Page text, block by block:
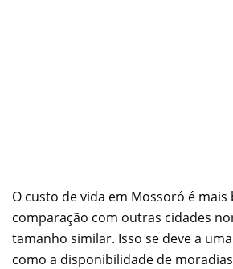
O custo de vida em Mossoró é mais
comparação com outras cidades
tamanho similar. Isso se deve a
como a disponibilidade de